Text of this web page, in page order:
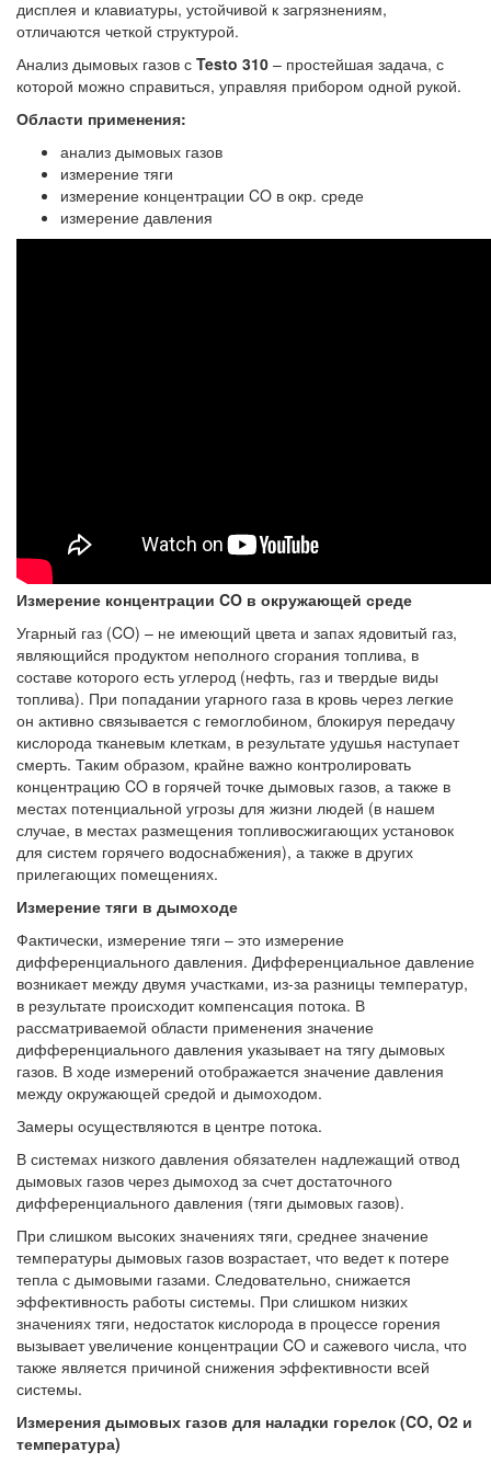
дисплея и клавиатуры, устойчивой к загрязнениям,
отличаются четкой структурой.
Анализ дымовых газов с Testo 310 – простейшая задача, с
которой можно справиться, управляя прибором одной рукой.
Области применения:
анализ дымовых газов
измерение тяги
измерение концентрации CO в окр. среде
измерение давления
Измерение концентрации CO в окружающей среде
Угарный газ (CO) – не имеющий цвета и запах ядовитый газ,
являющийся продуктом неполного сгорания топлива, в
составе которого есть углерод (нефть, газ и твердые виды
топлива). При попадании угарного газа в кровь через легкие
он активно связывается с гемоглобином, блокируя передачу
кислорода тканевым клеткам, в результате удушья наступает
смерть. Таким образом, крайне важно контролировать
концентрацию CO в горячей точке дымовых газов, а также в
местах потенциальной угрозы для жизни людей (в нашем
случае, в местах размещения топливосжигающих установок
для систем горячего водоснабжения), а также в других
прилегающих помещениях.
Измерение тяги в дымоходе
Фактически, измерение тяги – это измерение
дифференциального давления. Дифференциальное давление
возникает между двумя участками, из-за разницы температур,
в результате происходит компенсация потока. В
рассматриваемой области применения значение
дифференциального давления указывает на тягу дымовых
газов. В ходе измерений отображается значение давления
между окружающей средой и дымоходом.
Замеры осуществляются в центре потока.
В системах низкого давления обязателен надлежащий отвод
дымовых газов через дымоход за счет достаточного
дифференциального давления (тяги дымовых газов).
При слишком высоких значениях тяги, среднее значение
температуры дымовых газов возрастает, что ведет к потере
тепла с дымовыми газами. Следовательно, снижается
эффективность работы системы. При слишком низких
значениях тяги, недостаток кислорода в процессе горения
вызывает увеличение концентрации CO и сажевого числа, что
также является причиной снижения эффективности всей
системы.
Измерения дымовых газов для наладки горелок (CO, O2 и
температура)